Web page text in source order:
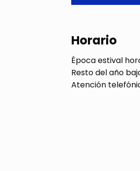
Horario
Época estival
Resto del año
Atención